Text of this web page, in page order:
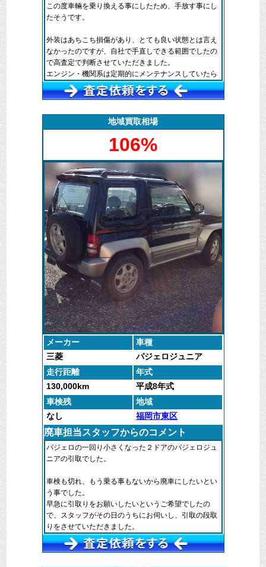
この度車輛を乗り換える事にしたため、手放す事にし
たそうです。
外装はあちこち損傷があり、とても良い状態とは言え
なかったのですが、自社で手直しできる範囲でしたの
で高査定で判断させていただきました。
エンジン・機関系は定期的にメンテナンスしていたら
しく状態も良く保たれておりました。
日準備していただき、その後ご自宅に車輛を書類を受
け取りに訪問させていただきました。
地域買取相場
106%
メーカー
車種
三菱
パジェロジュニア
走行距離
年式
130,000km
平成8年式
車検残
地域
なし
福岡市東区
廃車担当スタッフからのコメント
パジェロの一回り小さくなった２ドアのパジェロジュ
ニアの引取でした。
車検も切れ、もう乗る事もないから廃車にしたいとい
う事でした。
早急に引取りをお願いしたいというご希望でしたの
で、スタッフがその日のうちにお伺いし、引取の段取
りをさせていただきました。
このパジェロジュニアは普通車ですが、車輛としての